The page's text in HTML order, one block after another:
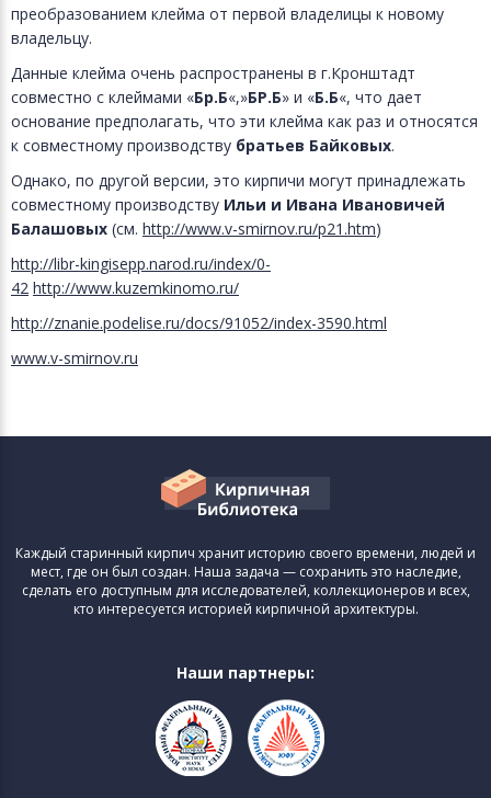
преобразованием клейма от первой владелицы к новому
владельцу.
Данные клейма очень распространены в г.Кронштадт
совместно с клеймами «Бр.Б«,»БР.Б» и «Б.Б«, что дает
основание предполагать, что эти клейма как раз и относятся
к совместному производству братьев Байковых.
Однако, по другой версии, это кирпичи могут принадлежать
совместному производству Ильи и Ивана Ивановичей
Балашовых (см. http://www.v-smirnov.ru/p21.htm)
http://libr-kingisepp.narod.ru/index/0-
42 http://www.kuzemkinomo.ru/
http://znanie.podelise.ru/docs/91052/index-3590.html
www.v-smirnov.ru
Каждый старинный кирпич хранит историю своего времени, людей и
мест, где он был создан. Наша задача — сохранить это наследие,
сделать его доступным для исследователей, коллекционеров и всех,
кто интересуется историей кирпичной архитектуры.
Наши партнеры: